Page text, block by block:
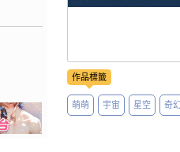
作品標籤
萌萌 宇宙 星空 奇幻